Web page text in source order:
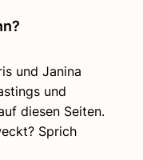
und Janina
und
diesen Seiten.
Sprich